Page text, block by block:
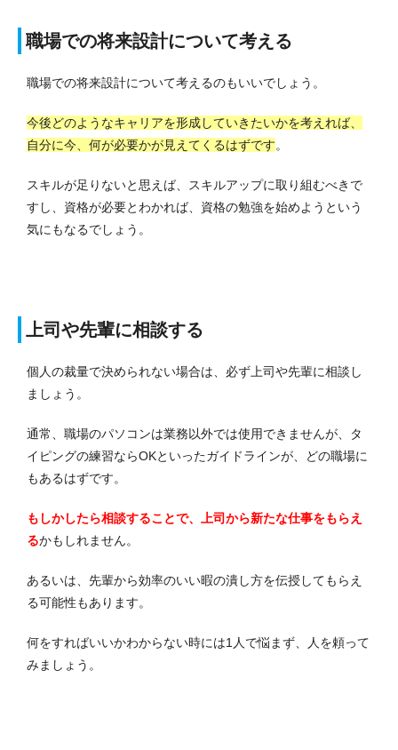
職場での将来設計について考える
職場での将来設計について考えるのもいいでしょう。
今後どのようなキャリアを形成していきたいかを考えれば、
自分に今、何が必要かが見えてくるはずです。
スキルが足りないと思えば、スキルアップに取り組むべきで
すし、資格が必要とわかれば、資格の勉強を始めようという
気にもなるでしょう。
上司や先輩に相談する
個人の裁量で決められない場合は、必ず上司や先輩に相談し
ましょう。
通常、職場のパソコンは業務以外では使用できませんが、タ
イピングの練習ならOKといったガイドラインが、どの職場に
もあるはずです。
もしかしたら相談することで、上司から新たな仕事をもらえ
るかもしれません。
あるいは、先輩から効率のいい暇の潰し方を伝授してもらえ
る可能性もあります。
何をすればいいかわからない時には1人で悩まず、人を頼って
みましょう。